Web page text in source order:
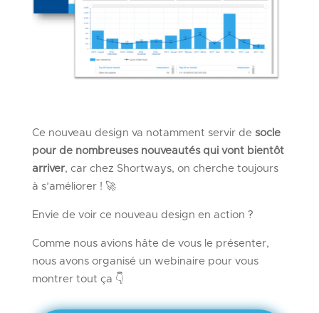
Ce nouveau design va notamment servir de socle
pour de nombreuses nouveautés qui vont bientôt
arriver, car chez Shortways, on cherche toujours
à s’améliorer ! 🚀
Envie de voir ce nouveau design en action ?
Comme nous avions hâte de vous le présenter,
nous avons organisé un webinaire pour vous
montrer tout ça 👇